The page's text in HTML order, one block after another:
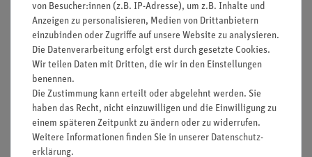
Funktion und Verwendung
Heizofen zur Erzeugung der benötigten Temperatur für
Franck-Hertz-Röhre bzw. Na-Fluoreszenzröhre.
Vorteile
Metallgehäuse mit Sichtfenster.
Regulierbare Heizung.
Bimetallschalter zur Temperaturkonstanthaltung.
Thermometerhalterung und
von Besucher:innen (z.B. IP-Adresse), um z.B. Inhalte und
Anzeigen zu personalisieren, Medien von Drittanbietern
einzubinden oder Zugriffe auf unsere Website zu analysieren.
Die Datenverarbeitung erfolgt erst durch gesetzte Cookies.
Wir teilen Daten mit Dritten, die wir in den Einstellungen
benennen.
Die Zustimmung kann erteilt oder abgelehnt werden. Sie
haben das Recht, nicht einzuwilligen und die Einwilligung zu
einem späteren Zeitpunkt zu ändern oder zu widerrufen.
Weitere Informationen finden Sie in unserer Daten­schutz­
erklärung.